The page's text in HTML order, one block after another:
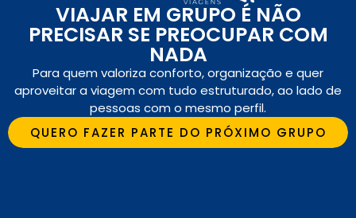
VIAJAR EM GRUPO É NÃO
PRECISAR SE PREOCUPAR COM
NADA
Para quem valoriza conforto, organização e quer
aproveitar a viagem com tudo estruturado, ao lado de
pessoas com o mesmo perfil.
QUERO FAZER PARTE DO PRÓXIMO GRUPO